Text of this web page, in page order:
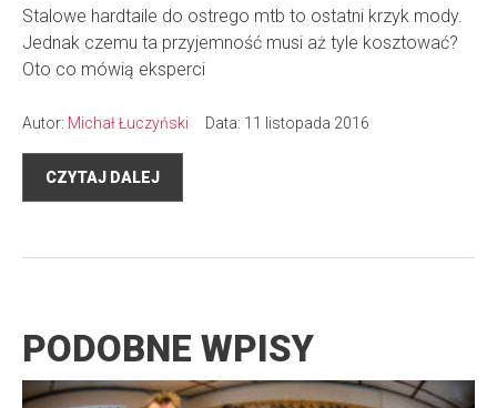
Stalowe hardtaile do ostrego mtb to ostatni krzyk mody.
Jednak czemu ta przyjemność musi aż tyle kosztować?
Oto co mówią eksperci
Autor: Michał Łuczyński Data: 11 listopada 2016
CZYTAJ DALEJ
PODOBNE WPISY